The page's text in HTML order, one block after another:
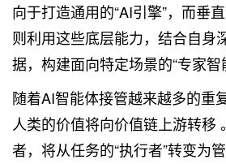
向于打造通用的“AI引擎”，而垂
则利用这些底层能力，结合自身
据，构建面向特定场景的“专家智
随着AI智能体接管越来越多的重
人类的价值将向价值链上游转移
者，将从任务的“执行者”转变为